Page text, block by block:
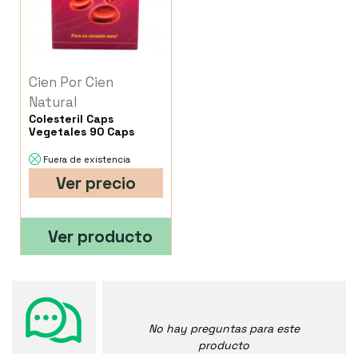
Cien Por Cien
Natural
Colesteril Caps
Vegetales 90 Caps
Fuera de existencia
Ver precio
Ver producto
No hay preguntas para este
producto